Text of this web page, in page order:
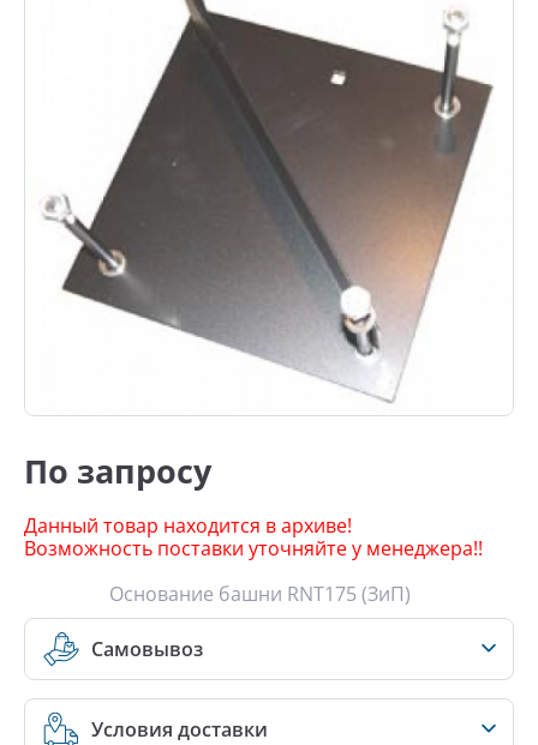
По запросу
Данный товар находится в архиве!
Возможность поставки уточняйте у менеджера!!
Основание башни RNT175 (ЗиП)
Самовывоз
Условия доставки